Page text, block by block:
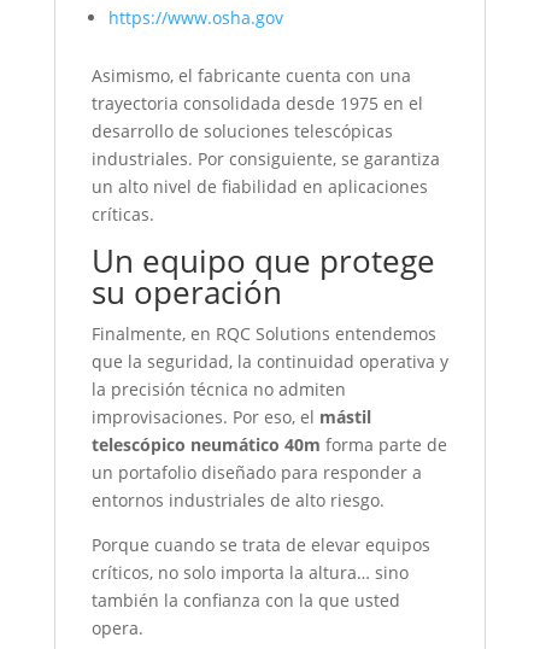
https://www.osha.gov
Asimismo, el fabricante cuenta con una
trayectoria consolidada desde 1975 en el
desarrollo de soluciones telescópicas
industriales. Por consiguiente, se garantiza
un alto nivel de fiabilidad en aplicaciones
críticas.
Un equipo que protege
su operación
Finalmente, en RQC Solutions entendemos
que la seguridad, la continuidad operativa y
la precisión técnica no admiten
improvisaciones. Por eso, el mástil
telescópico neumático 40m forma parte de
un portafolio diseñado para responder a
entornos industriales de alto riesgo.
Porque cuando se trata de elevar equipos
críticos, no solo importa la altura… sino
también la confianza con la que usted
opera.